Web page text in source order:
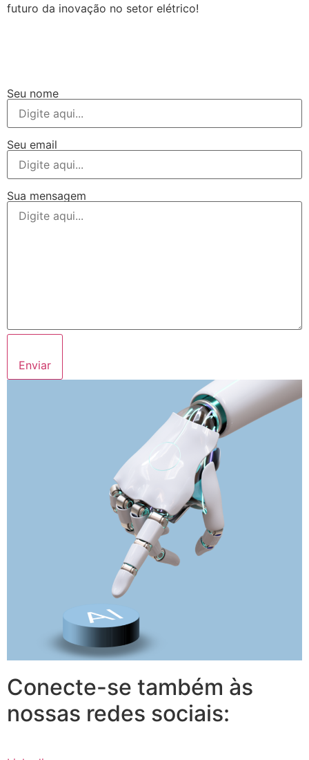
futuro da inovação no setor elétrico!
Seu nome
Seu email
Sua mensagem
Enviar
Conecte-se também às
nossas redes sociais: